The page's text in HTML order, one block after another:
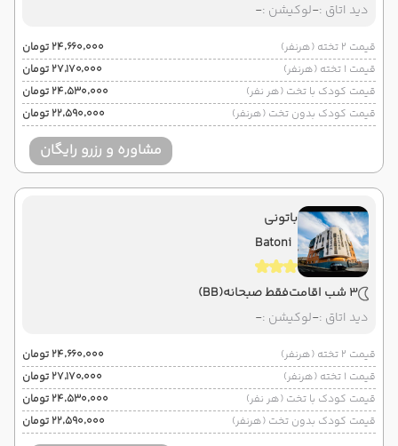
دید اتاق :-لوکیشن :-
قیمت 2 تخته (هرنفر)
۲۴٬۶۶۰٬۰۰۰ تومان
قیمت 1 تخته (هرنفر)
۲۷٬۱۷۰٬۰۰۰ تومان
قیمت کودک با تخت (هر نفر)
۲۴٬۵۳۰٬۰۰۰ تومان
قیمت کودک بدون تخت (هرنفر)
۲۲٬۵۹۰٬۰۰۰ تومان
مشاوره و رزرو رایگان
باتونی
Batoni
3 شب اقامت فقط صبحانه(BB)
دید اتاق :-لوکیشن :-
قیمت 2 تخته (هرنفر)
۲۴٬۶۶۰٬۰۰۰ تومان
قیمت 1 تخته (هرنفر)
۲۷٬۱۷۰٬۰۰۰ تومان
قیمت کودک با تخت (هر نفر)
۲۴٬۵۳۰٬۰۰۰ تومان
قیمت کودک بدون تخت (هرنفر)
۲۲٬۵۹۰٬۰۰۰ تومان